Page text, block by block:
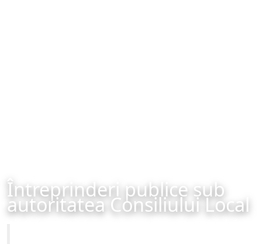
Întreprinderi publice sub
autoritatea Consiliului Local